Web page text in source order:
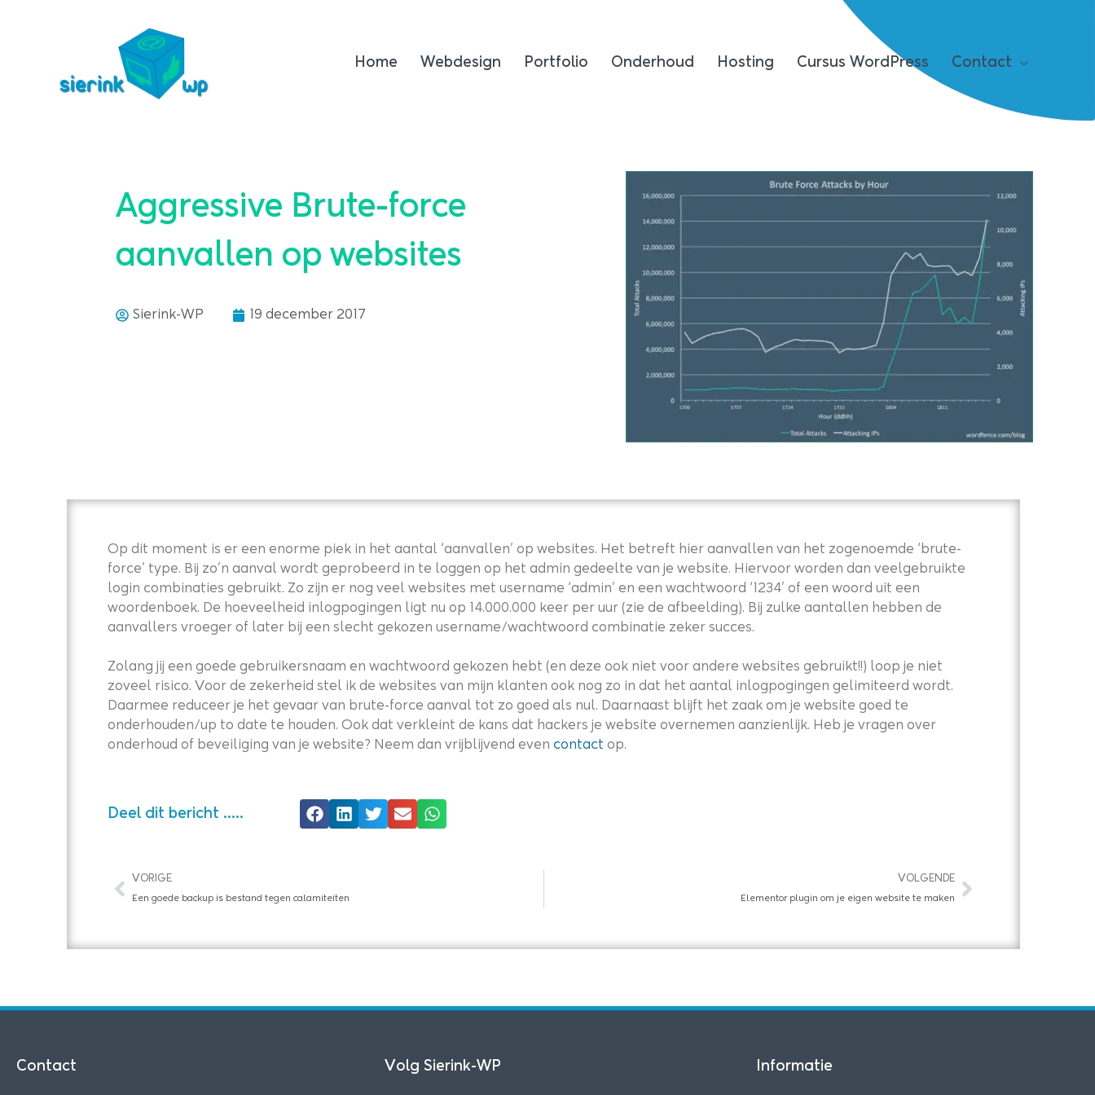
Home Webdesign Portfolio Onderhoud Hosting Cursus WordPress Contact
Aggressive Brute-force
aanvallen op websites
Sierink-WP 19 december 2017
Op dit moment is er een enorme piek in het aantal ‘aanvallen’ op websites. Het betreft hier aanvallen van het zogenoemde ‘brute-
force’ type. Bij zo’n aanval wordt geprobeerd in te loggen op het admin gedeelte van je website. Hiervoor worden dan veelgebruikte
login combinaties gebruikt. Zo zijn er nog veel websites met username ‘admin’ en een wachtwoord ‘1234’ of een woord uit een
woordenboek. De hoeveelheid inlogpogingen ligt nu op 14.000.000 keer per uur (zie de afbeelding). Bij zulke aantallen hebben de
aanvallers vroeger of later bij een slecht gekozen username/wachtwoord combinatie zeker succes.
Zolang jij een goede gebruikersnaam en wachtwoord gekozen hebt (en deze ook niet voor andere websites gebruikt!!) loop je niet
zoveel risico. Voor de zekerheid stel ik de websites van mijn klanten ook nog zo in dat het aantal inlogpogingen gelimiteerd wordt.
Daarmee reduceer je het gevaar van brute-force aanval tot zo goed als nul. Daarnaast blijft het zaak om je website goed te
onderhouden/up to date te houden. Ook dat verkleint de kans dat hackers je website overnemen aanzienlijk. Heb je vragen over
onderhoud of beveiliging van je website? Neem dan vrijblijvend even contact op.
Deel dit bericht .....
Vorige
VORIGE
Een goede backup is bestand tegen calamiteiten
VOLGENDE
Elementor plugin om je eigen website te maken
Volgende
Contact Volg Sierink-WP Informatie